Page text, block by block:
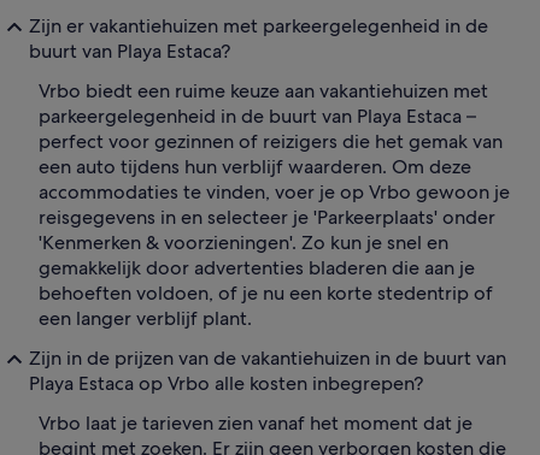
Zijn er vakantiehuizen met parkeergelegenheid in de
buurt van Playa Estaca?
Vrbo biedt een ruime keuze aan vakantiehuizen met
parkeergelegenheid in de buurt van Playa Estaca –
perfect voor gezinnen of reizigers die het gemak van
een auto tijdens hun verblijf waarderen. Om deze
accommodaties te vinden, voer je op Vrbo gewoon je
reisgegevens in en selecteer je 'Parkeerplaats' onder
'Kenmerken & voorzieningen'. Zo kun je snel en
gemakkelijk door advertenties bladeren die aan je
behoeften voldoen, of je nu een korte stedentrip of
een langer verblijf plant.
Zijn in de prijzen van de vakantiehuizen in de buurt van
Playa Estaca op Vrbo alle kosten inbegrepen?
Vrbo laat je tarieven zien vanaf het moment dat je
begint met zoeken. Er zijn geen verborgen kosten die